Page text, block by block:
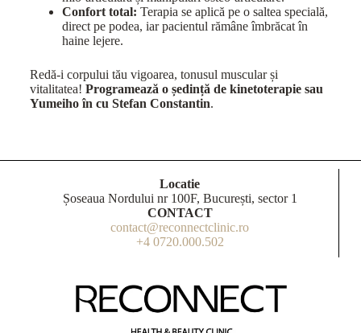
Confort total: Terapia se aplică pe o saltea specială,
direct pe podea, iar pacientul rămâne îmbrăcat în
haine lejere.
Redă-i corpului tău vigoarea, tonusul muscular și
vitalitatea! Programează o ședință de kinetoterapie sau
Yumeiho în cu Stefan Constantin.
Locatie
Șoseaua Nordului nr 100F, București, sector 1
CONTACT
contact@reconnectclinic.ro
+4 0720.000.502